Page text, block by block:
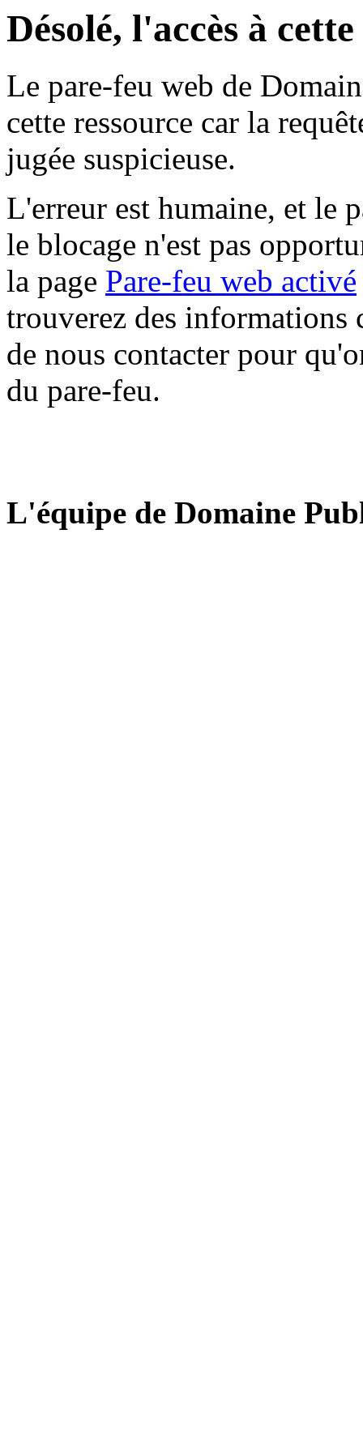
Désolé, l'accès à
Le pare-feu web de
cette ressource car la
jugée suspicieuse.
L'erreur est humaine, et le
le blocage n'est pas
la page Pare-feu web activé
trouverez des informations
de nous contacter pour
du pare-feu.
L'équipe de Domaine